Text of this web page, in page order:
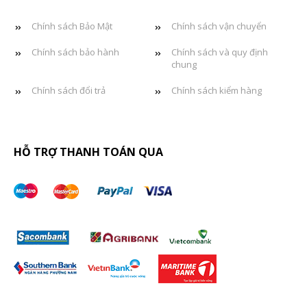
Chính sách Bảo Mật Chính sách vận chuyển
Chính sách bảo hành
Chính sách và quy định
chung
Chính sách đổi trả Chính sách kiểm hàng
HỖ TRỢ THANH TOÁN QUA